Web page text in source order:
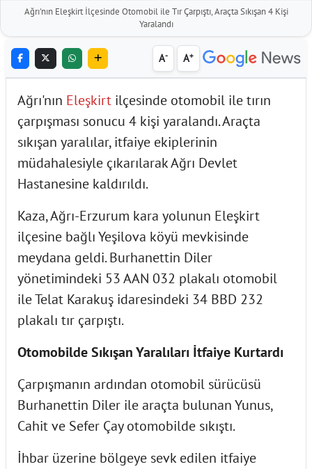
Ağrı'nın Eleşkirt İlçesinde Otomobil ile Tır Çarpıştı, Araçta Sıkışan 4 Kişi
Yaralandı
A- A+
Ağrı'nın Eleşkirt ilçesinde otomobil ile tırın
çarpışması sonucu 4 kişi yaralandı. Araçta
sıkışan yaralılar, itfaiye ekiplerinin
müdahalesiyle çıkarılarak Ağrı Devlet
Hastanesine kaldırıldı.
Kaza, Ağrı-Erzurum kara yolunun Eleşkirt
ilçesine bağlı Yeşilova köyü mevkisinde
meydana geldi. Burhanettin Diler
yönetimindeki 53 AAN 032 plakalı otomobil
ile Telat Karakuş idaresindeki 34 BBD 232
plakalı tır çarpıştı.
Otomobilde Sıkışan Yaralıları İtfaiye Kurtardı
Çarpışmanın ardından otomobil sürücüsü
Burhanettin Diler ile araçta bulunan Yunus,
Cahit ve Sefer Çay otomobilde sıkıştı.
İhbar üzerine bölgeye sevk edilen itfaiye